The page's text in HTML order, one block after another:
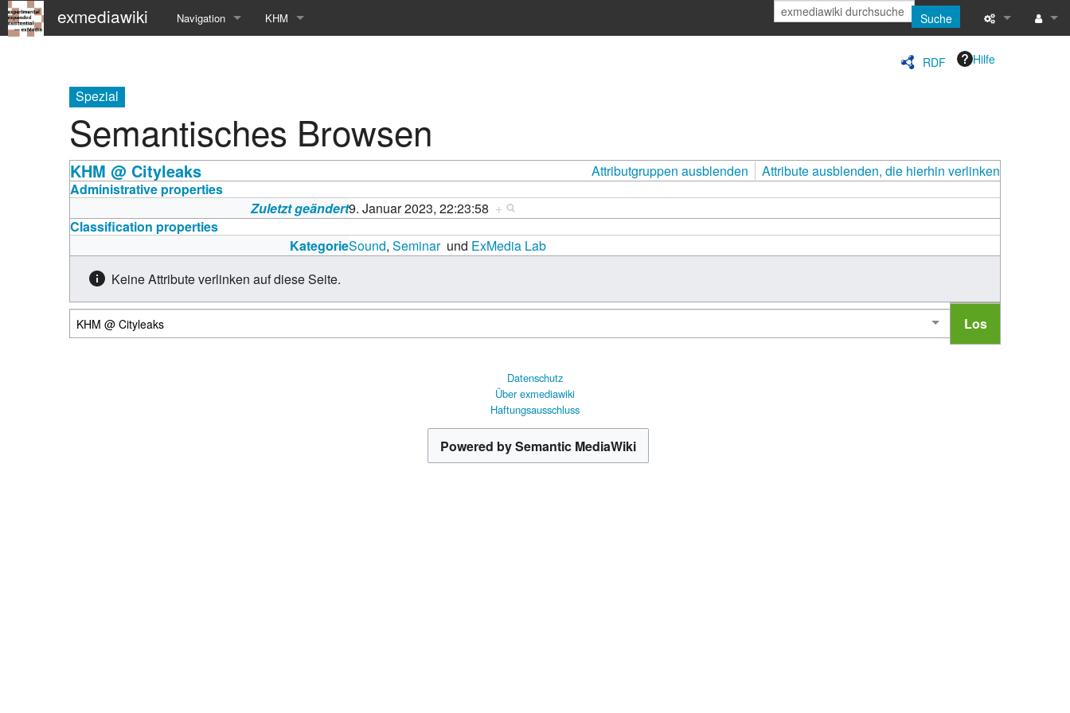
exmediawiki Navigation
Editierhilfe
KHM
exMedia Blog
Suche
Hilfe
RDF Hilfe
Spezial
Semantisches Browsen
KHM @ Cityleaks Attributgruppen ausblenden
Attribute ausblenden, die hierhin verlinken
Administrative properties
Zuletzt geändert9. Januar 2023, 22:23:58 +
Classification properties
KategorieSound,Seminarund ExMedia Lab
Keine Attribute verlinken auf diese Seite.
Datenschutz
Über exmediawiki
Haftungsausschluss
Powered by Semantic MediaWiki